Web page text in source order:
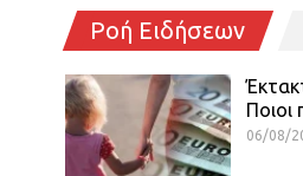
Ροή Ειδήσεων
Ποιοι
06/08/